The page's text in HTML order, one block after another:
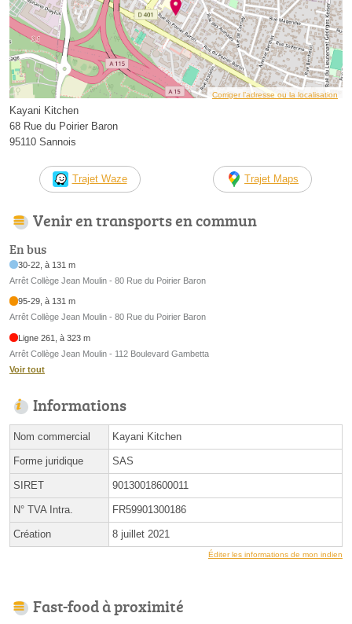
Corriger l’adresse ou la localisation
Kayani Kitchen
68 Rue du Poirier Baron
95110 Sannois
Trajet Waze Trajet Maps
Venir en transports en commun
En bus
30-22, à 131 m
Arrêt Collège Jean Moulin - 80 Rue du Poirier Baron
95-29, à 131 m
Arrêt Collège Jean Moulin - 80 Rue du Poirier Baron
Ligne 261, à 323 m
Arrêt Collège Jean Moulin - 112 Boulevard Gambetta
Voir tout
Informations
Nom commercial Kayani Kitchen
Forme juridique SAS
SIRET 90130018600011
N° TVA Intra. FR59901300186
Création 8 juillet 2021
Éditer les informations de mon indien
Fast-food à proximité